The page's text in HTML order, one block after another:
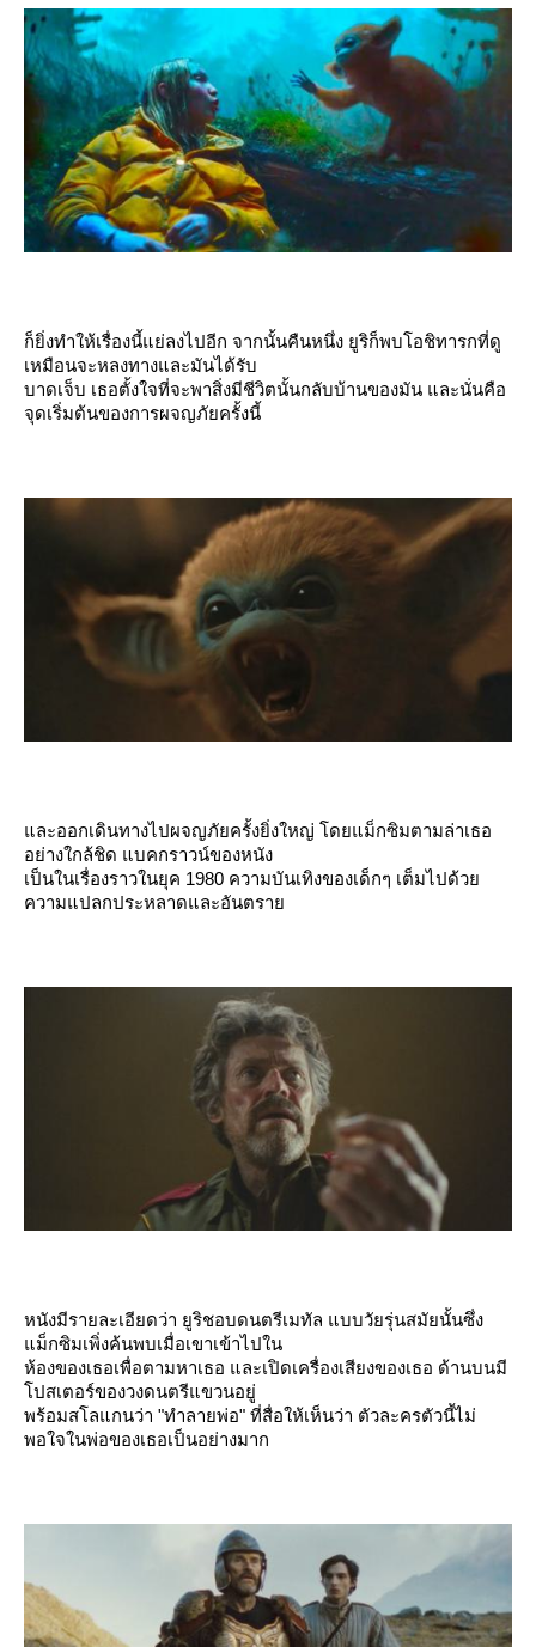
ก็ยิ่งทำให้เรื่องนี้แย่ลงไปอีก จากนั้นคืนหนึ่ง ยูริก็พบโอชิทารกที่ดู
เหมือนจะหลงทางและมันได้รับ
บาดเจ็บ เธอตั้งใจที่จะพาสิ่งมีชีวิตนั้นกลับบ้านของมัน และนั่นคือ
จุดเริ่มต้นของการผจญภัยครั้งนี้
ละออกเดินทางไปผจญภัยครั้งยิ่งใหญ่ โดยแม็กซิมตามล่าเธอ
อย่างใกล้ชิด แบคกราวน์ของหนัง
เป็นในเรื่องราวในยุค 1980 ความบันเทิงของเด็กๆ เต็มไปด้ว
ความแปลกประหลาดและอันตรา
หนังมีรายละเอียดว่า ยูริชอบดนตรีเมทัล แบบวัยรุ่นสมัยนั้นซึ่ง
ม็กซิมเพิ่งค้นพบเมื่อเขาเข้าไปใน
ห้องของเธอเพื่อตามหาเธอ และเปิดเครื่องเสียงของเธอ ด้านบนมี
ปสเตอร์ของวงดนตรีแขวนอยู่
พร้อมสโลแกนว่า "ทำลายพ่อ" ที่สื่อให้เห็นว่า ตัวละครตัวนี้ไม่
พอใจในพ่อของเธอเป็นอย่างมาก